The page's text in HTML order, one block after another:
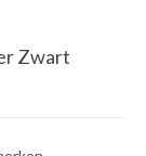
Zwart